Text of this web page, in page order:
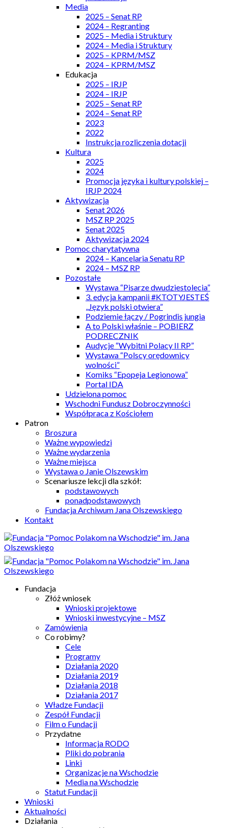
Media
2025 – Senat RP
2024 – Regranting
2025 – Media i Struktury
2024 – Media i Struktury
2025 – KPRM/MSZ
2024 – KPRM/MSZ
Edukacja
2025 – IRJP
2024 – IRJP
2025 – Senat RP
2024 – Senat RP
2023
2022
Instrukcja rozliczenia dotacji
Kultura
2025
2024
Promocja języka i kultury polskiej –
IRJP 2024
Aktywizacja
Senat 2026
MSZ RP 2025
Senat 2025
Aktywizacja 2024
Pomoc charytatywna
2024 – Kancelaria Senatu RP
2024 – MSZ RP
Pozostałe
Wystawa “Pisarze dwudziestolecia”
3. edycja kampanii #KTOTYJESTEŚ
„Język polski otwiera”
Podziemie łączy / Pogrindis jungia
A to Polski właśnie – POBIERZ
PODRECZNIK
Audycje “Wybitni Polacy II RP”
Wystawa “Polscy orędownicy
wolności”
Komiks “Epopeja Legionowa”
Portal IDA
Udzielona pomoc
Wschodni Fundusz Dobroczynności
Współpraca z Kościołem
Patron
Broszura
Ważne wypowiedzi
Ważne wydarzenia
Ważne miejsca
Wystawa o Janie Olszewskim
Scenariusze lekcji dla szkół:
podstawowych
ponadpodstawowych
Fundacja Archiwum Jana Olszewskiego
Kontakt
Fundacja
Złóż wniosek
Wnioski projektowe
Wnioski inwestycyjne – MSZ
Zamówienia
Co robimy?
Cele
Programy
Działania 2020
Działania 2019
Działania 2018
Działania 2017
Władze Fundacji
Zespół Fundacji
Film o Fundacji
Przydatne
Informacja RODO
Pliki do pobrania
Linki
Organizacje na Wschodzie
Media na Wschodzie
Statut Fundacji
Wnioski
Aktualności
Działania